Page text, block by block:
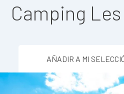
Camping
AÑADIR A MI